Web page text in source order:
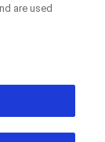
are used